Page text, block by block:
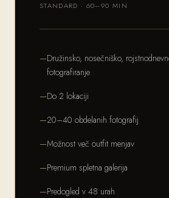
STANDARD · 60–90 MIN
Družinsko, nosečniško,
fotografiranje
Do 2 lokaciji
20–40 obdelanih fotografij
Možnost več outfit menjav
Premium spletna galerija
Predogled v 48 urah